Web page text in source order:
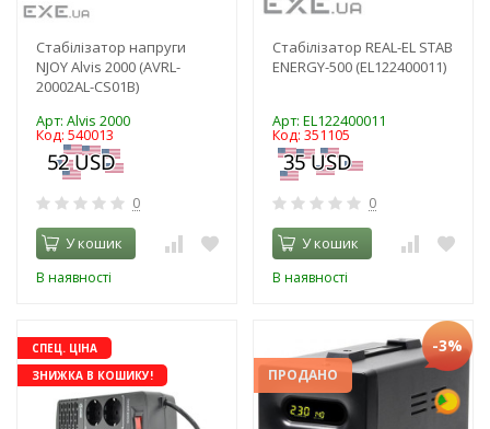
Стабілізатор напруги
NJOY Alvis 2000 (AVRL-
20002AL-CS01B)
Арт: Alvis 2000
Код: 540013
0
У кошик
В наявності
Стабілізатор REAL-EL STAB
ENERGY-500 (EL122400011)
Арт: EL122400011
Код: 351105
0
У кошик
В наявності
СПЕЦ. ЦІНА
ЗНИЖКА В КОШИКУ!
ПРОДАНО
-3%